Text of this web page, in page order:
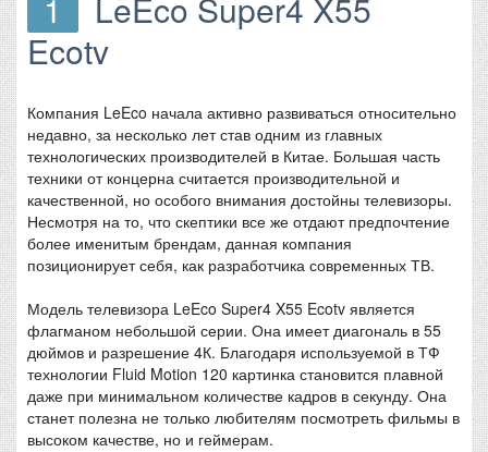
1
LeEco Super4 X55
Ecotv
Компания LeEco начала активно развиваться относительно
недавно, за несколько лет став одним из главных
технологических производителей в Китае. Большая часть
техники от концерна считается производительной и
качественной, но особого внимания достойны телевизоры.
Несмотря на то, что скептики все же отдают предпочтение
более именитым брендам, данная компания
позиционирует себя, как разработчика современных ТВ.
Модель телевизора LeEco Super4 X55 Ecotv является
флагманом небольшой серии. Она имеет диагональ в 55
дюймов и разрешение 4К. Благодаря используемой в ТФ
технологии Fluid Motion 120 картинка становится плавной
даже при минимальном количестве кадров в секунду. Она
станет полезна не только любителям посмотреть фильмы в
высоком качестве, но и геймерам.